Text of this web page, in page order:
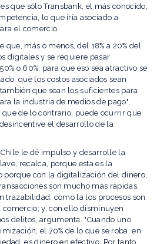
que sólo Transbank, el más conocido,
lo que iría asociado a
el comercio.
que, más o menos, del 18% a 20% del
digitales y se requiere pasar
o 60%; para que eso sea atractivo se
que los costos asociados sean
que sean los suficientes para
la industria de medios de pago",
de lo contrario, puede ocurrir que
el desarrollo de la
le dé impulso y desarrolle la
recalca, porque esta es la
porque con la digitalización del dinero,
son mucho más rápidas,
trazabilidad; como la los procesos son
comercio; y, con ello disminuyen
delitos, argumenta. "Cuando uno
el 70% de lo que se roba, en
es dinero en efectivo. Por tanto,